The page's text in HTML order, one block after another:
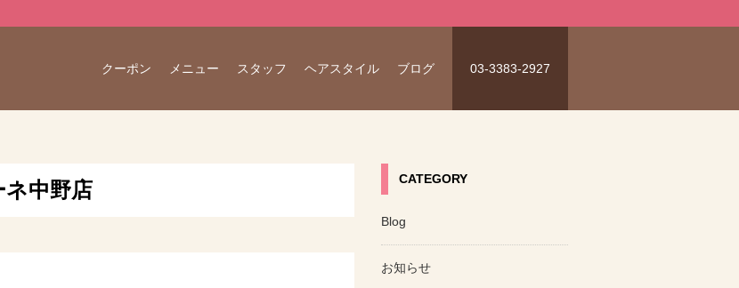
03-3383-2927
ブログ
ヘアスタイル
スタッフ
メニュー
クーポン
中野店 CATEGORY
Blog
お知らせ